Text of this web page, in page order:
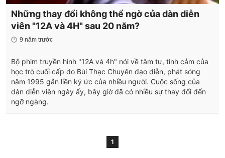
Những thay đổi không thể ngờ của dàn diễn
viên "12A và 4H" sau 20 năm?
9 năm trước
Bộ phim truyền hình "12A và 4h" nói về tâm tư, tình cảm của
học trò cuối cấp do Bùi Thạc Chuyên đạo diễn, phát sóng
năm 1995 gắn liền ký ức của nhiều người. Cuộc sống của
dàn diễn viên ngày ấy, bây giờ đã có nhiều sự thay đổi đến
ngỡ ngàng.
1